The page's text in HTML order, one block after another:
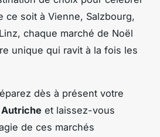
ce soit à Vienne, Salzbourg,
chaque marché de Noël
unique qui ravit à la fois les
dès à présent votre
Autriche et laissez-vous
de ces marchés